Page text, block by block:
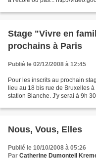
Stage "Vivre en
prochains à Paris
Publié le 02/12/2008 à 12:45
Pour les inscrits au prochain
lieu au 18 bis rue de Bruxelles
station Blanche. J'y serai à 9h
Nous, Vous, Elles
Publié le 10/10/2008 à 05:26
Par Catherine Dumonteil